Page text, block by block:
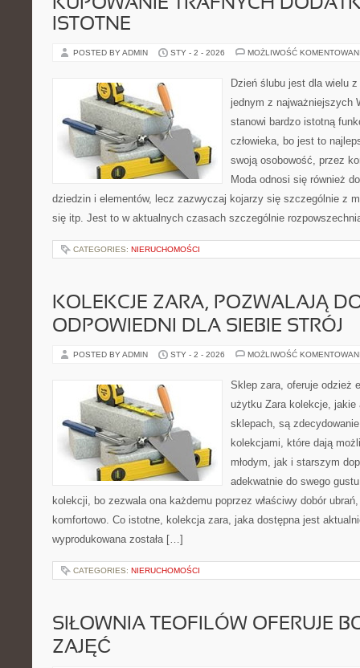
KUPOWANIE TRAFNYCH
ISTOTNE
POSTED BY ADMIN STY - 2 - 2026 MOŻLIWOŚĆ
Dzień ślubu jest dla wielu
jednym z najważniejszych
stanowi bardzo istotną
człowieka, bo jest to
swoją osobowość, przez
Moda odnosi się również
dziedzin i elementów, lecz zazwyczaj kojarzy się szczególnie z
się itp. Jest to w aktualnych czasach szczególnie
CATEGORIES: NIERUCHOMOŚCI
KOLEKCJE ZARA, POZWALAJĄ
ODPOWIEDNI DLA SIEBIE STRÓJ
POSTED BY ADMIN STY - 2 - 2026 MOŻLIWOŚĆ
Sklep zara, oferuje odzież
użytku Zara kolekcje, jakie
sklepach, są
kolekcjami, które dają
młodym, jak i starszym
adekwatnie do swego
kolekcji, bo zezwala ona każdemu poprzez właściwy dobór
komfortowo. Co istotne, kolekcja zara, jaka dostępna jest
wyprodukowana została […]
CATEGORIES: NIERUCHOMOŚCI
SIŁOWNIA TEOFILÓW OFERUJE
ZAJĘĆ